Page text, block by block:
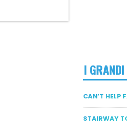
I
CAN’T HELP
STAIRWAY